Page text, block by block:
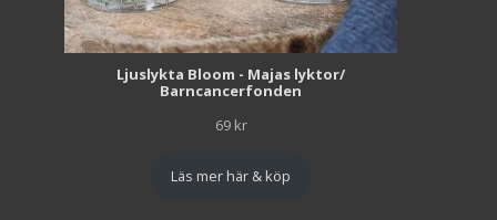
Ljuslykta Bloom - Majas lyktor/
Barncancerfonden
69 kr
Läs mer här & köp